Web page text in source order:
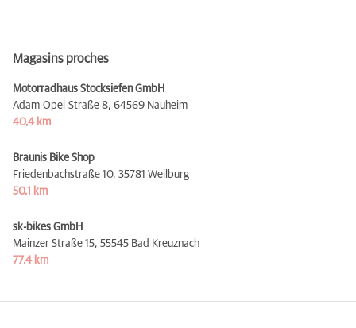
Magasins proches
Motorradhaus Stocksiefen GmbH
Adam-Opel-Straße 8, 64569 Nauheim
40,4 km
Braunis Bike Shop
Friedenbachstraße 10, 35781 Weilburg
50,1 km
sk-bikes GmbH
Mainzer Straße 15, 55545 Bad Kreuznach
77,4 km